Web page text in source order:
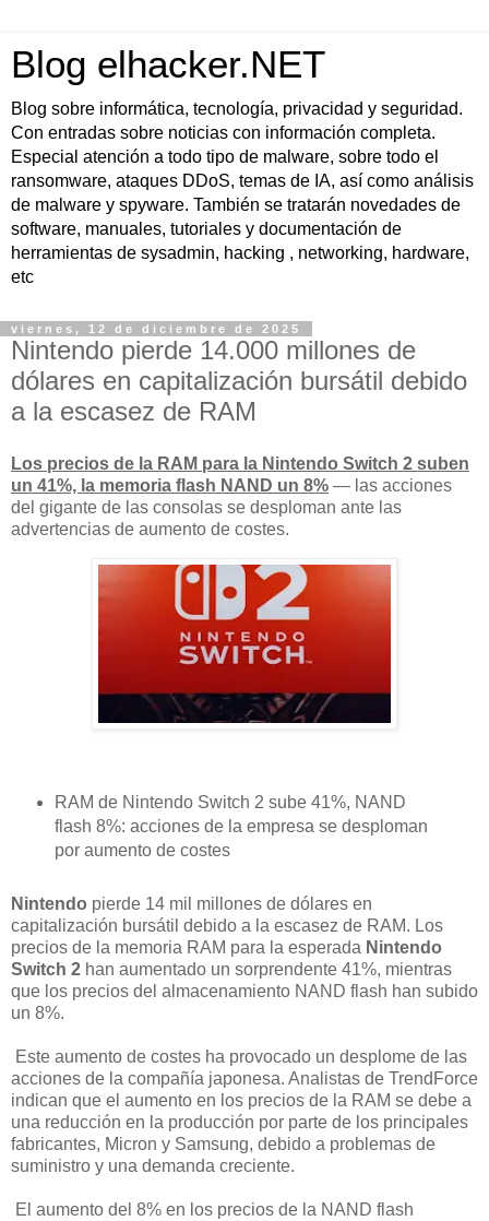
Blog elhacker.NET
Blog sobre informática, tecnología, privacidad y seguridad.
Con entradas sobre noticias con información completa.
Especial atención a todo tipo de malware, sobre todo el
ransomware, ataques DDoS, temas de IA, así como análisis
de malware y spyware. También se tratarán novedades de
software, manuales, tutoriales y documentación de
herramientas de sysadmin, hacking , networking, hardware,
etc
viernes, 12 de diciembre de 2025
Nintendo pierde 14.000 millones de
dólares en capitalización bursátil debido
a la escasez de RAM
Los precios de la RAM para la Nintendo Switch 2 suben
un 41%, la memoria flash NAND un 8% — las acciones
del gigante de las consolas se desploman ante las
advertencias de aumento de costes.
RAM de Nintendo Switch 2 sube 41%, NAND
flash 8%: acciones de la empresa se desploman
por aumento de costes
Nintendo pierde 14 mil millones de dólares en
capitalización bursátil debido a la escasez de RAM. Los
precios de la memoria RAM para la esperada Nintendo
Switch 2 han aumentado un sorprendente 41%, mientras
que los precios del almacenamiento NAND flash han subido
un 8%.
Este aumento de costes ha provocado un desplome de las
acciones de la compañía japonesa. Analistas de TrendForce
indican que el aumento en los precios de la RAM se debe a
una reducción en la producción por parte de los principales
fabricantes, Micron y Samsung, debido a problemas de
suministro y una demanda creciente.
El aumento del 8% en los precios de la NAND flash